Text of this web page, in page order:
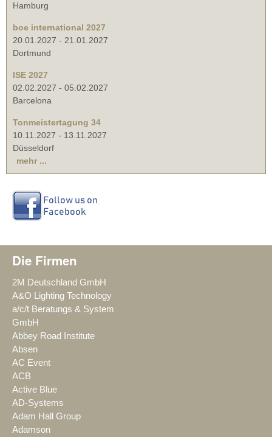
Hamburg
boe international 2027
20.01.2027 - 21.01.2027
Dortmund
ISE 2027
02.02.2027 - 05.02.2027
Barcelona
Tonmeistertagung 34
10.11.2027 - 13.11.2027
Düsseldorf
mehr ...
Die Firmen
2M Deutschland GmbH
A&O Lighting Technology
a/c/t Beratungs & System
GmbH
Abbey Road Institute
Absen
AC Event
ACB
Active Blue
AD-Systems
Adam Hall Group
Adamson